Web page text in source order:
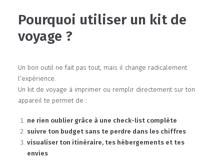
Pourquoi utiliser un kit de
voyage ?
Un bon outil ne fait pas tout, mais il change radicalement
l’expérience.
Un kit de voyage à imprimer ou remplir directement sur ton
appareil te permet de :
ne rien oublier grâce à une check-list complète
suivre ton budget sans te perdre dans les chiffres
visualiser ton itinéraire, tes hébergements et tes
envies